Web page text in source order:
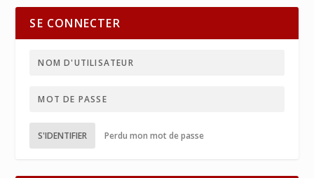
SE CONNECTER
S'IDENTIFIER Perdu mon mot de passe